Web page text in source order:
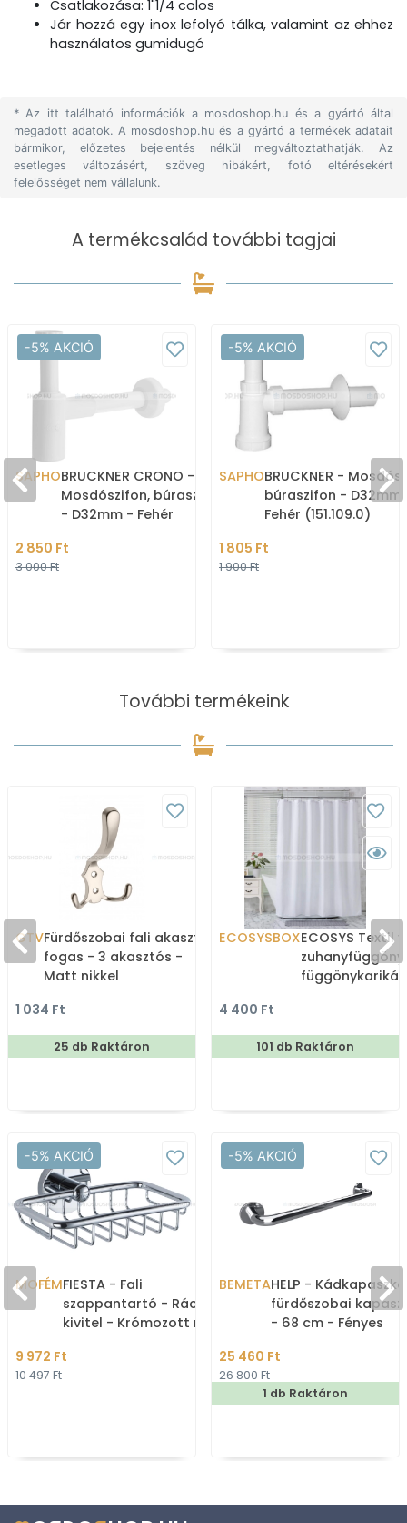
Csatlakozása: 1"1/4 colos
Jár hozzá egy inox lefolyó tálka, valamint az ehhez
használatos gumidugó
* Az itt található információk a mosdoshop.hu és a gyártó által
megadott adatok. A mosdoshop.hu és a gyártó a termékek adatait
bármikor, előzetes bejelentés nélkül megváltoztathatják. Az
esetleges változásért, szöveg hibákért, fotó eltérésekért
felelősséget nem vállalunk.
A termékcsalád további tagjai
-5% AKCIÓ
SAPHOBRUCKNER CRONO -
Mosdószifon, búraszifon
- D32mm - Fehér
2 850 Ft
3 000 Ft
-5% AKCIÓ
SAPHOBRUCKNER -
búraszifon - D32mm
Fehér (151.109.0)
1 805 Ft
1 900 Ft
További termékeink
GTVFürdőszobai fali akasztó,
fogas - 3 akasztós -
Matt nikkel
1 034 Ft
25 db Raktáron
ECOSYSBOXECOSYS Textil
zuhanyfüggöny
4 400 Ft
101 db Raktáron
-5% AKCIÓ
MOFÉMFIESTA - Fali
szappantartó - Rácsos
kivitel - Krómozott réz
9 972 Ft
10 497 Ft
-5% AKCIÓ
BEMETAHELP -
fürdőszobai
- 68 cm - Fényes
25 460 Ft
26 800 Ft
1 db Raktáron